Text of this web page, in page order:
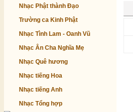
Nhạc Phật thành Đạo
Trường ca Kinh Phật
Nhạc Tình Lam - Oanh Vũ
Nhạc Ân Cha Nghĩa Mẹ
Nhạc Quê hương
Nhạc tiếng Hoa
Nhạc tiếng Anh
Nhạc Tổng hợp